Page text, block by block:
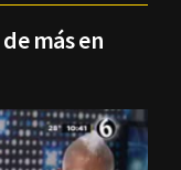
más en